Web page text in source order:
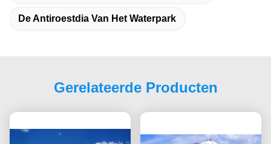
De Antiroestdia Van Het Waterpark
Gerelateerde Producten